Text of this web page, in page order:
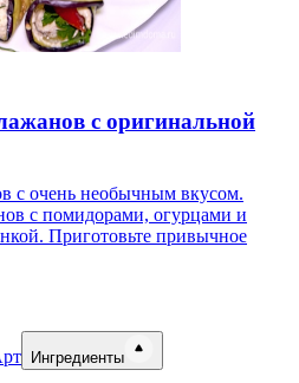
с оригинальной
с очень необычным вкусом.
с помидорами, огурцами и
Приготовьте привычное
Ингредиенты